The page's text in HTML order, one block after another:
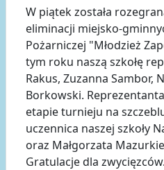
W piątek została
eliminacji miejsko-
Pożarniczej "Młodzież
tym roku naszą szkołę
Rakus, Zuzanna Sambor,
Borkowski.
etapie turnieju na
uczennica naszej szkoły
oraz Małgorzata
Gratulacje dla zwycięzców.